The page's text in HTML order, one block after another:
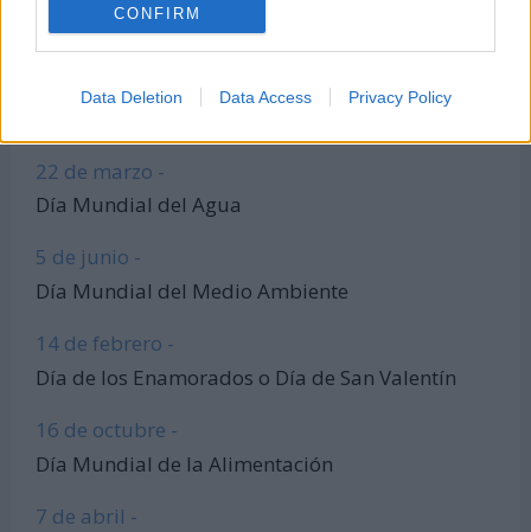
CONFIRM
Data Deletion Data Access Privacy Policy
8 de marzo -
22 de marzo -
Día Mundial del Agua
5 de junio -
Día Mundial del Medio Ambiente
14 de febrero -
Día de los Enamorados o Día de San Valentín
16 de octubre -
Día Mundial de la Alimentación
7 de abril -